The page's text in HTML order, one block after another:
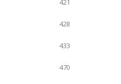
421
428
433
470